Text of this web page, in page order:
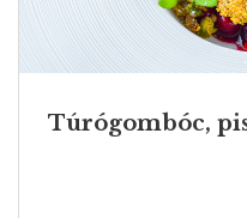
Túrógombóc,